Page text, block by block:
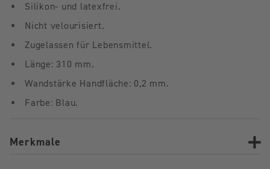
Silikon- und latexfrei.
Nicht velourisiert.
Zugelassen für Lebensmittel.
Länge: 310 mm.
Wandstärke Handfläche: 0,2 mm.
Farbe: Blau.
Merkmale